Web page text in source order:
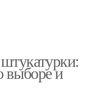
выборе и